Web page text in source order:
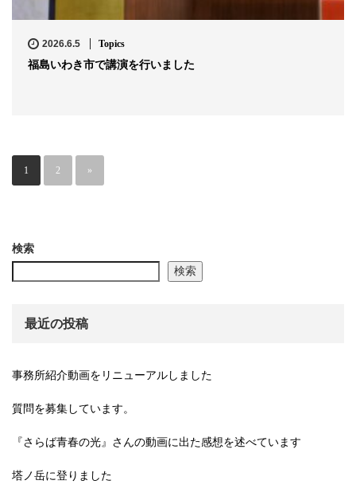
2026.6.5 Topics
福島いわき市で講演を行いました
1 2 »
検索
検索
最近の投稿
事務所紹介動画をリニューアルしました
質問を募集しています。
『さらば青春の光』さんの動画に出た感想を述べています
塔ノ岳に登りました